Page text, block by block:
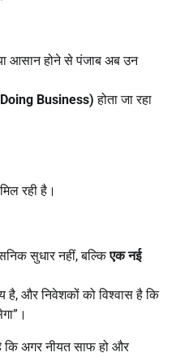
आसान होने से पंजाब अब उन
Business) होता जा रहा
रही है।
सुधार नहीं, बल्किएक नई
है, और निवेशकों को विश्वास है कि
कि अगर नीयत साफ हो और